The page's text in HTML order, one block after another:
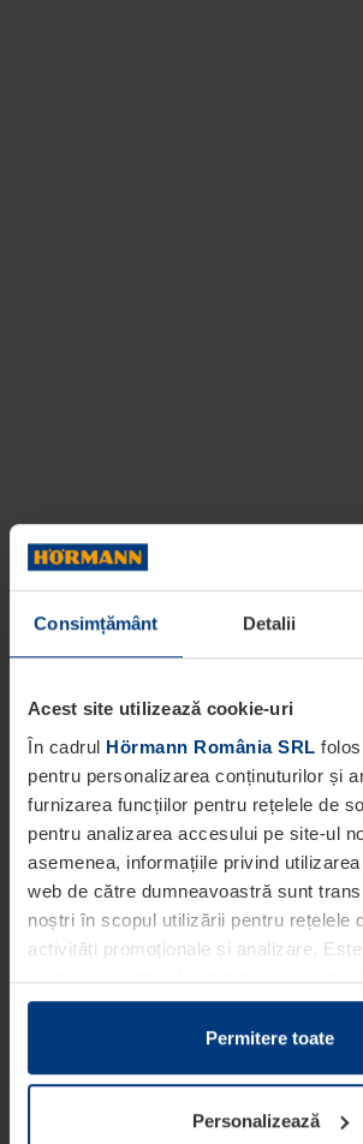
Consimțământ Detalii
Acest site utilizează cookie-uri
În cadrul Hörmann România SRL
pentru personalizarea conținuturilor și
furnizarea funcțiilor pentru rețelele de
pentru analizarea accesului pe site-ul
asemenea, informațiile privind
web de către dumneavoastră sunt
noștri în scopul utilizării pentru rețelele
activități promoționale și analizare.
partenerii noștri să sintetizeze aceste
date pe care dumneavoastră le-ați pus
acestora ori care au fost colectate în
Din punct de vedere legal, putem stoca
dispozitivul dumneavoastră în cazul în
Permitere toate
Personalizează